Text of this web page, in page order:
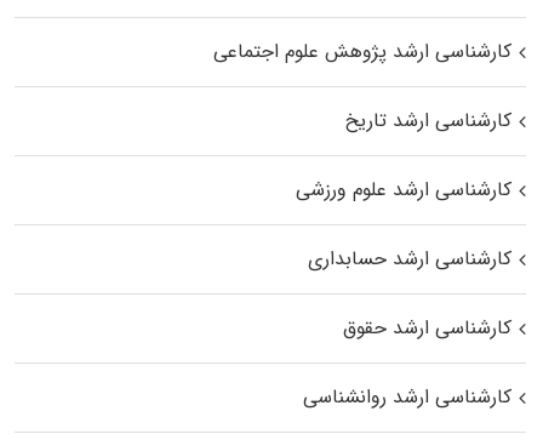
کارشناسی ارشد پژوهش علوم اجتماعی
کارشناسی ارشد تاریخ
کارشناسی ارشد علوم ورزشی
کارشناسی ارشد حسابداری
کارشناسی ارشد حقوق
کارشناسی ارشد روانشناسی